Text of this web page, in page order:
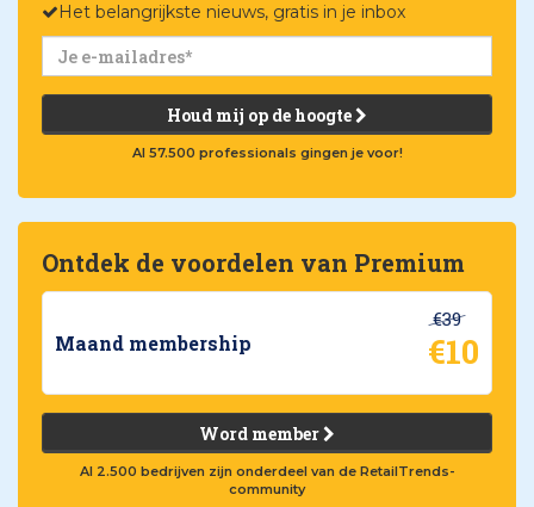
Het belangrijkste nieuws, gratis in je inbox
Houd mij op de hoogte
Al 57.500 professionals gingen je voor!
Ontdek de voordelen van Premium
Maand membership
€39
€10
Word member
Al 2.500 bedrijven zijn onderdeel van de RetailTrends-
community